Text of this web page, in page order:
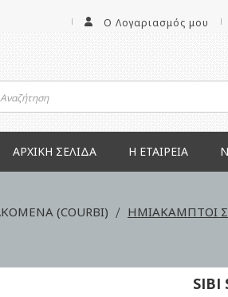
Ο Λογαριασμός μου
ΑΡΧΙΚΉ ΣΕΛΊΔΑ Η ΕΤΑΙΡΕΊΑ
(COURBI) ΗΜΙΑΚΑΜΠΤΟΙ
SIBI